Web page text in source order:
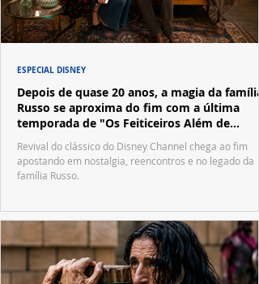
Depois de quase 20 anos, a magia da família
Russo se aproxima do fim com a última
temporada de "Os Feiticeiros Além de
Waverly Place"
Revival do clássico do Disney Channel chega ao fim
apostando em nostalgia, reencontros e no legado da
família Russo.
ESPECIAL DISNEY